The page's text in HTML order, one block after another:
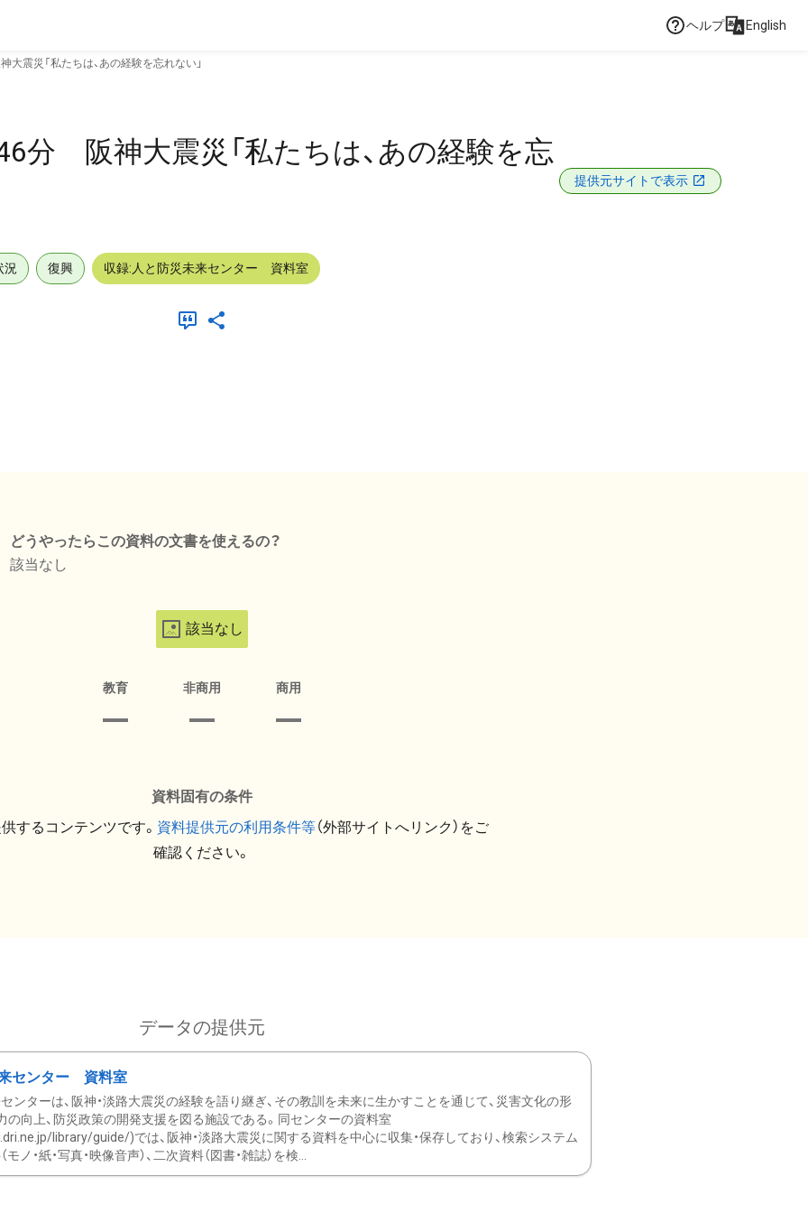
ヘルプ English
震災「私たちは、あの経験を忘れない」
分 阪神大震災「私たちは、あの経験を忘
提供元サイトで表示
況 復興 収録:人と防災未来センター 資料室
どうやったらこの資料の文書を使えるの？
該当なし
該当なし
教育 非商用 商用
資料固有の条件
するコンテンツです。 資料提供元の利用条件等（外部サイトへリンク）をご
確認ください。
データの提供元
センター 資料室
ンターは、阪神・淡路大震災の経験を語り継ぎ、その教訓を未来に生かすことを通じて、災害文化の形
の向上、防災政策の開発支援を図る施設である。同センターの資料室
library/guide/)では、阪神・淡路大震災に関する資料を中心に収集・保存しており、検索システム
ノ・紙・写真・映像音声）、二次資料（図書・雑誌）を検...